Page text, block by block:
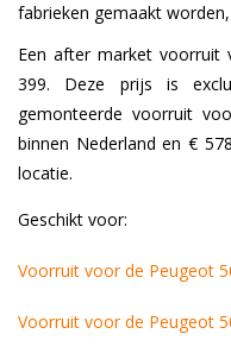
fabrieken gemaakt
Een after market voorruit
399. Deze prijs is
gemonteerde voorruit
binnen Nederland en €
locatie.
Geschikt voor:
Voorruit voor de Peugeot
Voorruit voor de Peugeot